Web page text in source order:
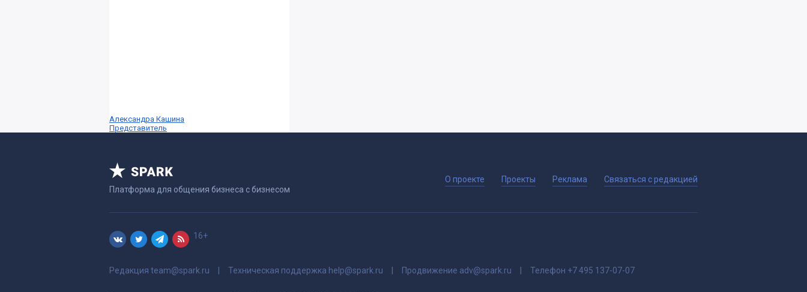
Александра Кашина
Представитель
Платформа для общения бизнеса с бизнесом
О проекте Проекты Реклама Связаться с редакцией
16+
Редакция team@spark.ru Техническая поддержка help@spark.ru Продвижение adv@spark.ru Телефон +7 495 137-07-07